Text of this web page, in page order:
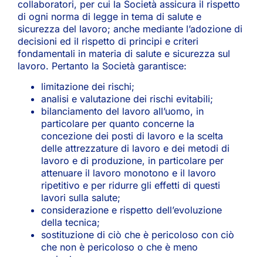
collaboratori, per cui la Società assicura il rispetto
di ogni norma di legge in tema di salute e
sicurezza del lavoro; anche mediante l’adozione di
decisioni ed il rispetto di principi e criteri
fondamentali in materia di salute e sicurezza sul
lavoro. Pertanto la Società garantisce:
limitazione dei rischi;
analisi e valutazione dei rischi evitabili;
bilanciamento del lavoro all’uomo, in
particolare per quanto concerne la
concezione dei posti di lavoro e la scelta
delle attrezzature di lavoro e dei metodi di
lavoro e di produzione, in particolare per
attenuare il lavoro monotono e il lavoro
ripetitivo e per ridurre gli effetti di questi
lavori sulla salute;
considerazione e rispetto dell’evoluzione
della tecnica;
sostituzione di ciò che è pericoloso con ciò
che non è pericoloso o che è meno